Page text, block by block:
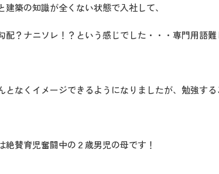
建築の知識が全くない状態で入社して、
配？ナニソレ！？という感じでした・・・専門用語難
となくイメージできるようになりましたが、勉強する
絶賛育児奮闘中の２歳男児の母です！